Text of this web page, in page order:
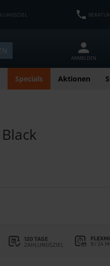
ANMELDEN
Specials Aktionen